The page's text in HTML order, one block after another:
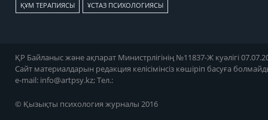
ҚҰМ ТЕРАПИЯСЫ ҰСТАЗ ПСИХОЛОГИЯСЫ
ҚР Байланыс және ақпарат Министрлігінің №11837-Ж куәлігі
Сайт материалдарын редакция келісімінсіз көшіріп басуға
e-mail: info@artpsy.kz; Тел.:
© Қызықты психология журналы 2016